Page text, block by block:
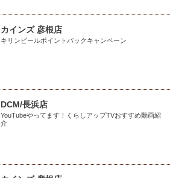
カインズ 彦根店
キリンビールポイントバックキャンペーン
DCM/長浜店
YouTubeやってます！くらしアップTVおすすめ動画紹
介